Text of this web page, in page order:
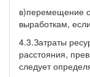
в)перемещение
выработкам,
4.3.Затраты
расстояния,
следует